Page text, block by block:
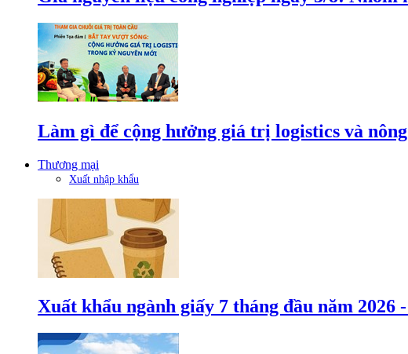
Làm gì để cộng hưởng giá trị logistics và
Thương mại
Xuất nhập khẩu
Xuất khẩu ngành giấy 7 tháng đầu năm